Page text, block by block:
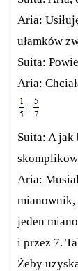
Aria:
ułamków
Suita:
Aria:
Suita: A jak
Aria:
mianownik,
jeden
i przez 7.
Żeby